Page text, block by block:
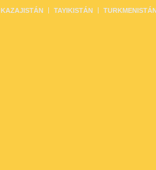
KAZAJISTÁN TAYIKISTÁN